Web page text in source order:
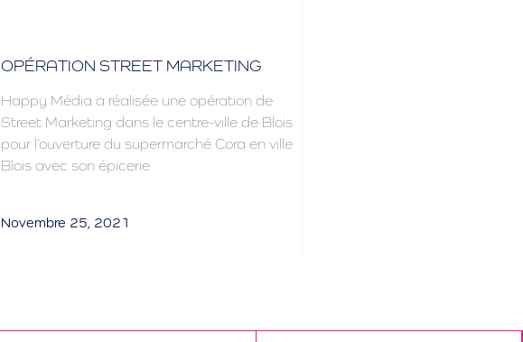
OPÉRATION STREET MARKETING
Happy Média a réalisée une opération de
Street Marketing dans le centre-ville de Blois
pour l’ouverture du supermarché Cora en ville
Blois avec son épicerie
Novembre 25, 2021